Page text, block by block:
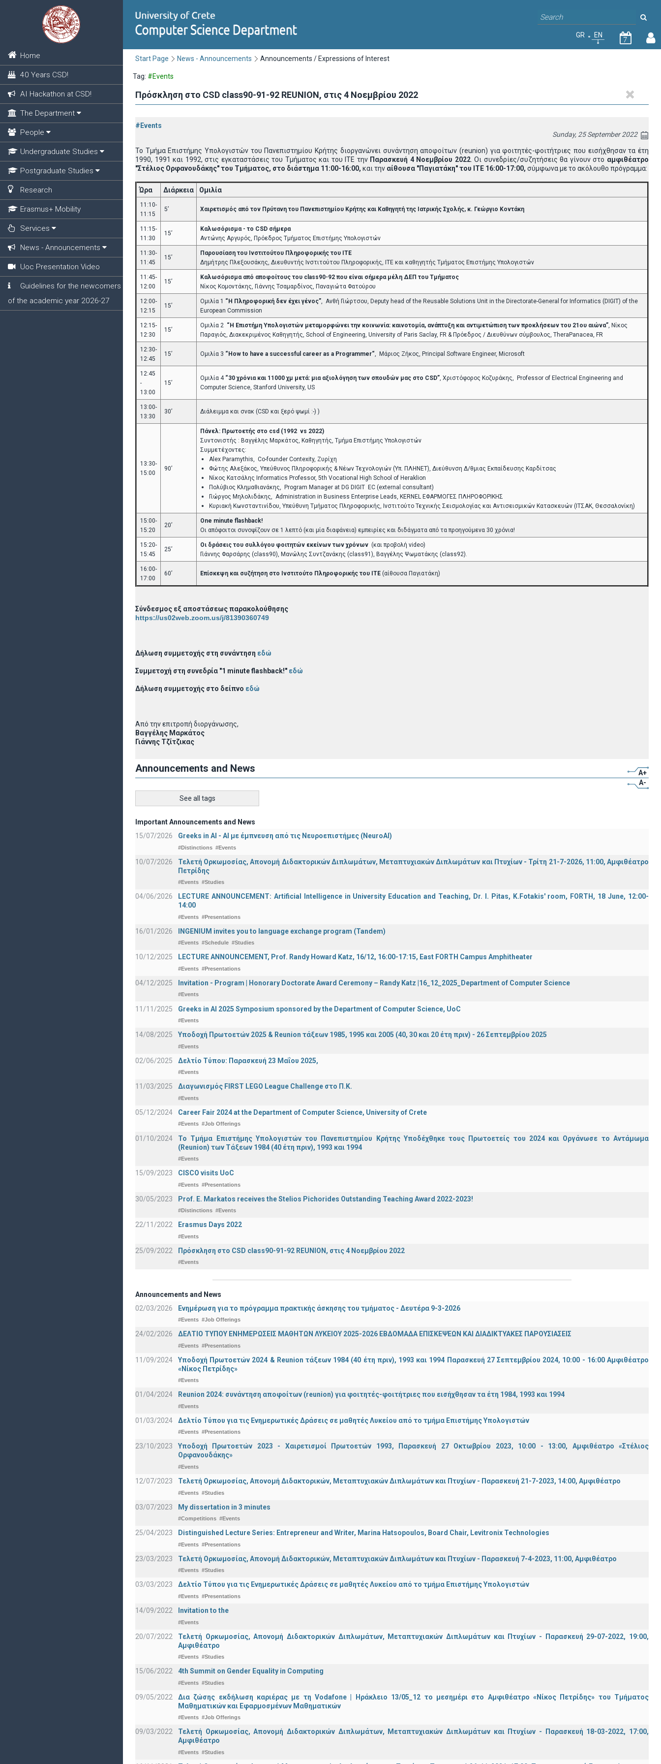
Home
40 Years CSD!
AI Hackathon at CSD!
The Department
People
Undergraduate Studies
Postgraduate Studies
Research
Erasmus+ Mobility
Services
News - Announcements
Uoc Presentation Video
Guidelines for the newcomers
of the academic year 2026-27
GR EN
7
Start Page News - Announcements Announcements / Expressions of Interest
Tag: #Events
Πρόσκληση στο CSD class90-91-92 REUNION, στις 4 Νοεμβρίου 2022
#Events
Sunday, 25 September 2022
Το Τμήμα Επιστήμης Υπολογιστών του Πανεπιστημίου Κρήτης διοργανώνει συνάντηση αποφοίτων (reunion) για φοιτητές-φοιτήτριες που εισήχθησαν τα έτη
1990, 1991 και 1992, στις εγκαταστάσεις του Τμήματος και του ΙΤΕ την Παρασκευή 4 Νοεμβρίου 2022. Οι συνεδρίες/συζητήσεις θα γίνουν στο αμφιθέατρο
"Στέλιος Ορφανουδάκης" του Τμήματος, στο διάστημα 11:00-16:00, και την αίθουσα "Παγιατάκη" του ΙΤΕ 16:00-17:00, σύμφωνα με το ακόλουθο πρόγραμμα:
Ώρα Διάρκεια Ομιλία
11:10-
11:15
5’ Χαιρετισμός από τον Πρύτανη του Πανεπιστημίου Κρήτης και Καθηγητή της Ιατρικής Σχολής, κ. Γεώργιο Κοντάκη
11:15-
11:30
15’
Καλωσόρισμα - το CSD σήμερα
Αντώνης Αργυρός, Πρόεδρος Τμήματος Επιστήμης Υπολογιστών
11:30-
11:45
15’
Παρουσίαση του Ινστιτούτου Πληροφορικής του ΙΤΕ
Δημήτρης Πλεξουσάκης, Διευθυντής Ινστιτούτου Πληροφορικής, ΙΤΕ και καθηγητής Τμήματος Επιστήμης Υπολογιστών
11:45-
12:00
15’
Καλωσόρισμα από αποφοίτους του class90-92 που είναι σήμερα μέλη ΔΕΠ του Τμήματος
Νίκος Κομοντάκης, Γιάννης Τσαμαρδίνος, Παναγιώτα Φατούρου
12:00-
12:15
15’
Ομιλία 1 “Η Πληροφορική δεν έχει γένος”, Ανθή Γιώρτσου, Deputy head of the Reusable Solutions Unit in the Directorate-General for Informatics (DIGIT) of the
European Commission
12:15-
12:30
15’
Ομιλία 2 “Η Επιστήμη Υπολογιστών μεταμορφώνει την κοινωνία: καινοτομία, ανάπτυξη και αντιμετώπιση των προκλήσεων του 21ου αιώνα”, Νίκος
Παραγιός, Διακεκριμένος Καθηγητής, School of Engineering, University of Paris Saclay, FR & Πρόεδρος / Διευθύνων σύμβουλος, TheraPanacea, FR
12:30-
12:45
15’ Ομιλία 3 “How to have a successful career as a Programmer“, Μάριος Ζήκος, Principal Software Engineer, Microsoft
12:45
-
13:00
15’
Ομιλία 4“30 χρόνια και 11000 χμ μετά: μια αξιολόγηση των σπουδών μας στο CSD”, Χριστόφορος Κοζυράκης, Professor of Electrical Engineering and
Computer Science, Stanford University, US
13:00-
13:30
30’ Διάλειμμα και σνακ (CSD και ξερό ψωμί :-) )
13:30-
15:00
90’
Πάνελ: Πρωτοετής στο csd (1992 vs 2022)
Συντονιστής : Βαγγέλης Μαρκάτος, Καθηγητής, Τμήμα Επιστήμης Υπολογιστών
Συμμετέχοντες:
Alex Paramythis, Co-founder Contexity, Ζυρίχη
Φώτης Αλεξάκος, Υπεύθυνος Πληροφορικής & Νέων Τεχνολογιών (Υπ. ΠΛΗΝΕΤ), Διεύθυνση Δ/θμιας Εκπαίδευσης Καρδίτσας
Νίκος Κατσάλης Ιnformatics Professor, 5th Vocational High School of Heraklion
Πολύβιος Κλημαθιανάκης, Program Manager at DG DIGIT EC (external consultant)
Γιώργος Μηλολιδάκης, Administration in Business Enterprise Leads, KERNEL ΕΦΑΡΜΟΓΕΣ ΠΛΗΡΟΦΟΡΙΚΗΣ
Κυριακή Κωνσταντινίδου, Υπεύθυνη Τμήματος Πληροφορικής, Ινστιτούτο Τεχνικής Σεισμολογίας και Αντισεισμικών Κατασκευών (ΙΤΣΑΚ, Θεσσαλονίκη)
15:00-
15:20
20’
One minute flashback!
Οι απόφοιτοι συνοψίζουν σε 1 λεπτό (και μία διαφάνεια) εμπειρίες και διδάγματα από τα προηγούμενα 30 χρόνια!
15:20-
15:45
25’
Οι δράσεις του συλλόγου φοιτητών εκείνων των χρόνων (και προβολή video)
Γιάννης Φαρσάρης (class90), Μανώλης Συντζανάκης (class91), Βαγγέλης Ψωματάκης (class92).
16:00-
17:00
60’ Επίσκεψη και συζήτηση στο Ινστιτούτο Πληροφορικής του ΙΤΕ (αίθουσα Παγιατάκη)
Σύνδεσμος εξ αποστάσεως παρακολούθησης
https://us02web.zoom.us/j/81390360749
Δήλωση συμμετοχής στη συνάντηση εδώ
Συμμετοχή στη συνεδρία "1 minute flashback!" εδώ
Δήλωση συμμετοχής στο δείπνο εδώ
Από την επιτροπή διοργάνωσης,
Βαγγέλης Μαρκάτος
Γιάννης Τζίτζικας
Announcements and News
A+
A-
See all tags
Important Announcements and News
15/07/2026
Greeks in AI - ΑΙ με έμπνευση από τις Νευροεπιστήμες (NeuroAI)
#Distinctions #Events
10/07/2026
Τελετή Ορκωμοσίας, Απονομή Διδακτορικών Διπλωμάτων, Μεταπτυχιακών Διπλωμάτων και Πτυχίων - Τρίτη 21-7-2026, 11:00, Αμφιθέατρο
Πετρίδης
#Events #Studies
04/06/2026
LECTURE ANNOUNCEMENT: Artificial Intelligence in University Education and Teaching, Dr. I. Pitas, K.Fotakis' room, FORTH, 18 June, 12:00-
14:00
#Events #Presentations
16/01/2026 INGENIUM invites you to language exchange program (Tandem)
#Events #Schedule #Studies
10/12/2025 LECTURE ANNOUNCEMENT, Prof. Randy Howard Katz, 16/12, 16:00-17:15, East FORTH Campus Amphitheater
#Events #Presentations
04/12/2025 Invitation - Program | Honorary Doctorate Award Ceremony – Randy Katz |16_12_2025_Department of Computer Science
#Events
11/11/2025 Greeks in AI 2025 Symposium sponsored by the Department of Computer Science, UoC
#Events
14/08/2025 Υποδοχή Πρωτοετών 2025 & Reunion τάξεων 1985, 1995 και 2005 (40, 30 και 20 έτη πριν) - 26 Σεπτεμβρίου 2025
#Events
02/06/2025 Δελτίο Τύπου: Παρασκευή 23 Μαΐου 2025,
#Events
11/03/2025 Διαγωνισμός FIRST LEGO League Challenge στο Π.Κ.
#Events
05/12/2024 Career Fair 2024 at the Department of Computer Science, University of Crete
#Events #Job Offerings
01/10/2024
Το Τμήμα Επιστήμης Υπολογιστών του Πανεπιστημίου Κρήτης Υποδέχθηκε τους Πρωτοετείς του 2024 και Οργάνωσε το Αντάμωμα
(Reunion) των Τάξεων 1984 (40 έτη πριν), 1993 και 1994
#Events
15/09/2023 CISCO visits UoC
#Events #Presentations
30/05/2023 Prof. E. Markatos receives the Stelios Pichorides Outstanding Teaching Award 2022-2023!
#Distinctions #Events
22/11/2022 Erasmus Days 2022
#Events
25/09/2022 Πρόσκληση στο CSD class90-91-92 REUNION, στις 4 Νοεμβρίου 2022
#Events
Announcements and News
02/03/2026
Ενημέρωση για το πρόγραμμα πρακτικής άσκησης του τμήματος - Δευτέρα 9-3-2026
#Events #Job Offerings
24/02/2026 ΔΕΛΤΙΟ ΤΥΠΟΥ ΕΝΗΜΕΡΩΣΕΙΣ ΜΑΘΗΤΩΝ ΛΥΚΕΙΟΥ 2025-2026 ΕΒΔΟΜΑΔΑ ΕΠΙΣΚΕΨΕΩΝ ΚΑΙ ΔΙΑΔΙΚΤΥΑΚΕΣ ΠΑΡΟΥΣΙΑΣΕΙΣ
#Events #Presentations
11/09/2024
Υποδοχή Πρωτοετών 2024 & Reunion τάξεων 1984 (40 έτη πριν), 1993 και 1994 Παρασκευή 27 Σεπτεμβρίου 2024, 10:00 - 16:00 Αμφιθέατρο
«Νίκος Πετρίδης»
#Events
01/04/2024 Reunion 2024: συνάντηση αποφοίτων (reunion) για φοιτητές-φοιτήτριες που εισήχθησαν τα έτη 1984, 1993 και 1994
#Events
01/03/2024 Δελτίο Τύπου για τις Ενημερωτικές Δράσεις σε μαθητές Λυκείου από το τμήμα Επιστήμης Υπολογιστών
#Events #Presentations
23/10/2023
Υποδοχή Πρωτοετών 2023 - Χαιρετισμοί Πρωτοετών 1993, Παρασκευή 27 Οκτωβρίου 2023, 10:00 - 13:00, Αμφιθέατρο «Στέλιος
Ορφανουδάκης»
#Events
12/07/2023 Τελετή Ορκωμοσίας, Απονομή Διδακτορικών, Μεταπτυχιακών Διπλωμάτων και Πτυχίων - Παρασκευή 21-7-2023, 14:00, Αμφιθέατρο
#Events #Studies
03/07/2023 My dissertation in 3 minutes
#Competitions #Events
25/04/2023 Distinguished Lecture Series: Entrepreneur and Writer, Marina Hatsopoulos, Board Chair, Levitronix Technologies
#Events #Presentations
23/03/2023 Τελετή Ορκωμοσίας, Απονομή Διδακτορικών, Μεταπτυχιακών Διπλωμάτων και Πτυχίων - Παρασκευή 7-4-2023, 11:00, Αμφιθέατρο
#Events #Studies
03/03/2023 Δελτίο Τύπου για τις Ενημερωτικές Δράσεις σε μαθητές Λυκείου από το τμήμα Επιστήμης Υπολογιστών
#Events #Presentations
14/09/2022 Invitation to the
#Events
20/07/2022
Τελετή Ορκωμοσίας, Απονομή Διδακτορικών Διπλωμάτων, Μεταπτυχιακών Διπλωμάτων και Πτυχίων - Παρασκευή 29-07-2022, 19:00,
Αμφιθέατρο
#Events #Studies
15/06/2022 4th Summit on Gender Equality in Computing
#Events #Studies
09/05/2022
Δια ζώσης εκδήλωση καριέρας με τη Vodafone | Ηράκλειο 13/05_12 το μεσημέρι στο Αμφιθέατρο «Νίκος Πετρίδης» του Τμήματος
Μαθηματικών και Εφαρμοσμένων Μαθηματικών
#Events #Job Offerings
09/03/2022
Τελετή Ορκωμοσίας, Απονομή Διδακτορικών Διπλωμάτων, Μεταπτυχιακών Διπλωμάτων και Πτυχίων - Παρασκευή 18-03-2022, 17:00,
Αμφιθέατρο
#Events #Studies